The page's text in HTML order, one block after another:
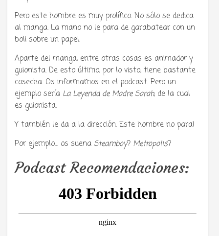
Pero este hombre es muy prolífico. No sólo se dedica
al manga. La mano no le para de garabatear con un
boli sobre un papel.
Aparte del manga, entre otras cosas es animador y
guionista. De esto último, por lo visto, tiene bastante
cosecha. Os informamos en el podcast. Pero un
ejemplo sería La Leyenda de Madre Sarah, de la cual
es guionista.
Y también le da a la dirección. Este hombre no para!
Por ejemplo… os suena Steamboy? Metropolis?
Podcast Recomendaciones: